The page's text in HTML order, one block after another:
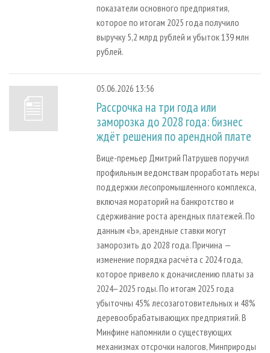
показатели основного предприятия,
которое по итогам 2025 года получило
выручку 5,2 млрд рублей и убыток 139 млн
рублей.
05.06.2026 13:56
Рассрочка на три года или
заморозка до 2028 года: бизнес
ждёт решения по арендной плате
Вице-премьер Дмитрий Патрушев поручил
профильным ведомствам проработать меры
поддержки лесопромышленного комплекса,
включая мораторий на банкротство и
сдерживание роста арендных платежей. По
данным «Ъ», арендные ставки могут
заморозить до 2028 года. Причина —
изменение порядка расчёта с 2024 года,
которое привело к доначислению платы за
2024–2025 годы. По итогам 2025 года
убыточны 45% лесозаготовительных и 48%
деревообрабатывающих предприятий. В
Минфине напомнили о существующих
механизмах отсрочки налогов, Минприроды